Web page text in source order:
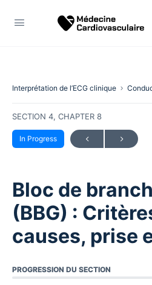
Interprétation de l’ECG clinique
SECTION 4, CHAPTER 8
In Progress
Bloc de
(BBG) :
causes, prise
PROGRESSION DU SECTION